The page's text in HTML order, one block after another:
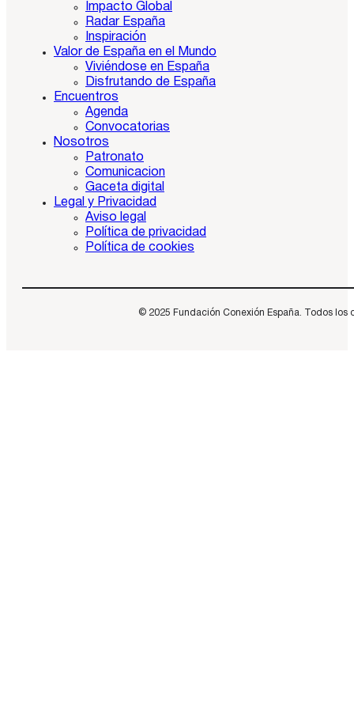
Impacto Global
Radar España
Inspiración
Valor de España en el Mundo
Viviéndose en España
Disfrutando de España
Encuentros
Agenda
Convocatorias
Nosotros
Patronato
Comunicacion
Gaceta digital
Legal y Privacidad
Aviso legal
Política de privacidad
Política de cookies
© 2025 Fundación Conexión España. Todos los